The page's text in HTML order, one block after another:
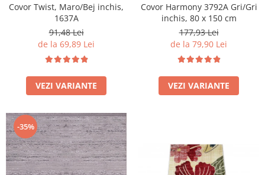
Covor Twist, Maro/Bej inchis,
1637A
91,48 Lei
de la 69,89 Lei
VEZI VARIANTE
Covor Harmony 3792A Gri/Gri
inchis, 80 x 150 cm
177,93 Lei
de la 79,90 Lei
VEZI VARIANTE
-35%